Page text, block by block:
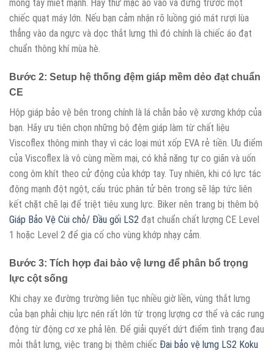
móng tay miết mạnh. Hãy thử mặc áo vào và đứng trước một
chiếc quạt máy lớn. Nếu bạn cảm nhận rõ luồng gió mát rượi lùa
thẳng vào da ngực và dọc thắt lưng thì đó chính là chiếc áo đạt
chuẩn thông khí mùa hè.
Bước 2: Setup hệ thống đệm giáp mềm dẻo đạt chuẩn
CE
Hộp giáp bảo vệ bên trong chính là lá chắn bảo vệ xương khớp của
bạn. Hãy ưu tiên chọn những bộ đệm giáp làm từ chất liệu
Viscoflex thông minh thay vì các loại mút xốp EVA rẻ tiền. Ưu điểm
của Viscoflex là vô cùng mềm mại, có khả năng tự co giãn và uốn
cong ôm khít theo cử động của khớp tay. Tuy nhiên, khi có lực tác
động mạnh đột ngột, cấu trúc phân tử bên trong sẽ lập tức liên
kết chặt chẽ lại để triệt tiêu xung lực. Biker nên trang bị thêm bộ
Giáp Bảo Vệ Cùi chỏ/ Đầu gối LS2 đạt chuẩn chất lượng CE Level
1 hoặc Level 2 để gia cố cho vùng khớp nhạy cảm.
Bước 3: Tích hợp đai bảo vệ lưng để phân bổ trọng
lực cột sống
Khi chạy xe đường trường liên tục nhiều giờ liền, vùng thắt lưng
của bạn phải chịu lực nén rất lớn từ trọng lượng cơ thể và các rung
động từ động cơ xe phả lên. Để giải quyết dứt điểm tình trạng đau
mỏi thắt lưng, việc trang bị thêm chiếc Đai bảo vệ lưng LS2 Koku